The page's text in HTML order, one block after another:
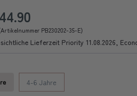
PB230202-35-E)
Lieferzeit Priority 11.08.2026,
4-6 Jahre